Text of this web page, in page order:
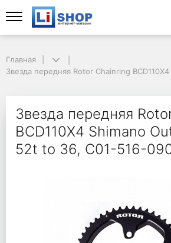
Главная
Звезда передняя Rotor Chainring
Звезда передняя
BCD110X4 Shimano
52t to 36, C01-516-